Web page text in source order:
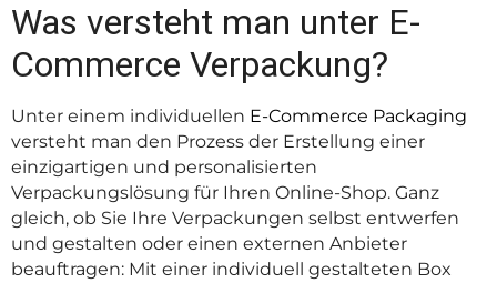
Was versteht man unter E-
Commerce Verpackung?
Unter einem individuellen E-Commerce Packaging
versteht man den Prozess der Erstellung einer
einzigartigen und personalisierten
Verpackungslösung für Ihren Online-Shop. Ganz
gleich, ob Sie Ihre Verpackungen selbst entwerfen
und gestalten oder einen externen Anbieter
beauftragen: Mit einer individuell gestalteten Box